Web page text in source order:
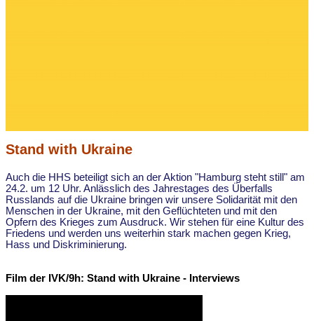
Stand with Ukraine
Auch die HHS beteiligt sich an der Aktion "Hamburg steht still" am
24.2. um 12 Uhr. Anlässlich des Jahrestages des Überfalls
Russlands auf die Ukraine bringen wir unsere Solidarität mit den
Menschen in der Ukraine, mit den Geflüchteten und mit den
Opfern des Krieges zum Ausdruck. Wir stehen für eine Kultur des
Friedens und werden uns weiterhin stark machen gegen Krieg,
Hass und Diskriminierung.
Film der IVK/9h: Stand with Ukraine - Interviews